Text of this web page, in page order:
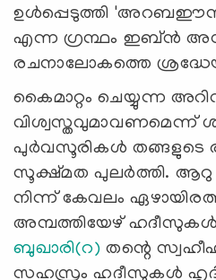
ഉൾപ്പെടുത്തി
എന്ന ഗ്രന്ഥം ഇബ്ൻ
രചനാലോകത്തെ
കൈമാറ്റം ചെയ്യുന്ന
വിശ്വസ്തവുമാവണമെന്ന്
പുർവസൂരികൾ തങ്ങളുടെ
സൂക്ഷ്മത പുലർത്തി. ആറു
നിന്ന് കേവലം
അമ്പത്തിയേഴ്
ബുഖാരി(റ) തന്റെ
സഹസ്രം ഹദീസുകൾ